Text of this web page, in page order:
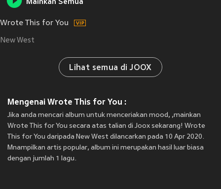
Mainkan Semua
Wrote This for You
New West
Lihat semua di JOOX
Mengenai Wrote This for You :
Jika anda mencari album untuk menceriakan mood, ,mainkan
Wrote This for You secara atas talian di Joox sekarang! Wrote
This for You daripada New West dilancarkan pada 10 Apr 2020.
Mnampilkan artis popular, album ini merupakan hasil luar biasa
dengan jumlah 1 lagu.